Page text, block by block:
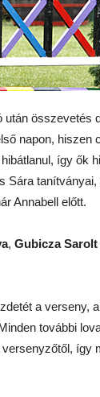
összevetés
napon, hiszen
így ők
Sára tanítványai,
Annabell előtt.
, Gubicza Sarolt
a verseny,
további
így